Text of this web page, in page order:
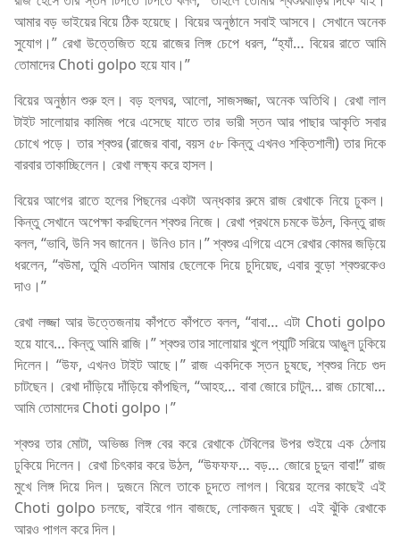
আমার বড় ভাইয়ের বিয়ে ঠিক হয়েছে। বিয়ের অনুষ্ঠানে সবাই আসবে। সেখানে অনেক
সুযোগ।” রেখা উত্তেজিত হয়ে রাজের লিঙ্গ চেপে ধরল, “হ্যাঁ… বিয়ের রাতে আমি
তোমাদের Choti golpo হয়ে যাব।”
বিয়ের অনুষ্ঠান শুরু হল। বড় হলঘর, আলো, সাজসজ্জা, অনেক অতিথি। রেখা লাল
টাইট সালোয়ার কামিজ পরে এসেছে যাতে তার ভারী স্তন আর পাছার আকৃতি সবার
চোখে পড়ে। তার শ্বশুর (রাজের বাবা, বয়স ৫৮ কিন্তু এখনও শক্তিশালী) তার দিকে
বারবার তাকাচ্ছিলেন। রেখা লক্ষ্য করে হাসল।
বিয়ের আগের রাতে হলের পিছনের একটা অন্ধকার রুমে রাজ রেখাকে নিয়ে ঢুকল।
কিন্তু সেখানে অপেক্ষা করছিলেন শ্বশুর নিজে। রেখা প্রথমে চমকে উঠল, কিন্তু রাজ
বলল, “ভাবি, উনি সব জানেন। উনিও চান।” শ্বশুর এগিয়ে এসে রেখার কোমর জড়িয়ে
ধরলেন, “বউমা, তুমি এতদিন আমার ছেলেকে দিয়ে চুদিয়েছ, এবার বুড়ো শ্বশুরকেও
দাও।”
রেখা লজ্জা আর উত্তেজনায় কাঁপতে কাঁপতে বলল, “বাবা… এটা Choti golpo
হয়ে যাবে… কিন্তু আমি রাজি।” শ্বশুর তার সালোয়ার খুলে প্যান্টি সরিয়ে আঙুল ঢুকিয়ে
দিলেন। “উফ, এখনও টাইট আছে।” রাজ একদিকে স্তন চুষছে, শ্বশুর নিচে গুদ
চাটছেন। রেখা দাঁড়িয়ে দাঁড়িয়ে কাঁপছিল, “আহহ… বাবা জোরে চাটুন… রাজ চোষো…
আমি তোমাদের Choti golpo।”
শ্বশুর তার মোটা, অভিজ্ঞ লিঙ্গ বের করে রেখাকে টেবিলের উপর শুইয়ে এক ঠেলায়
ঢুকিয়ে দিলেন। রেখা চিৎকার করে উঠল, “উফফফ… বড়… জোরে চুদুন বাবা!” রাজ
মুখে লিঙ্গ দিয়ে দিল। দুজনে মিলে তাকে চুদতে লাগল। বিয়ের হলের কাছেই এই
Choti golpo চলছে, বাইরে গান বাজছে, লোকজন ঘুরছে। এই ঝুঁকি রেখাকে
আরও পাগল করে দিল।